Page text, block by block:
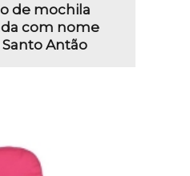
de mochila
com nome
Antão